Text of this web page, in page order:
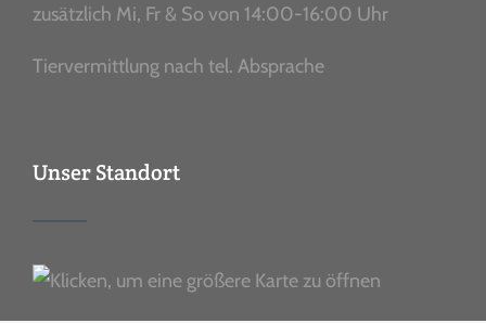
zusätzlich Mi, Fr & So von 14:00-16:00 Uhr
Tiervermittlung nach tel. Absprache
Unser Standort